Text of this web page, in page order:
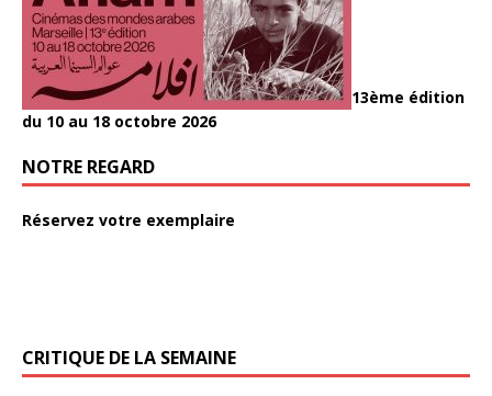
13ème édition
du 10 au 18 octobre 2026
NOTRE REGARD
Réservez votre exemplaire
CRITIQUE DE LA SEMAINE